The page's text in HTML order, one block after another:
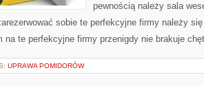
pewnością należy sala
sobie te perfekcyjne firmy należy
na te perfekcyjne firmy przenigdy nie brakuje
UPRAWA POMIDORÓW